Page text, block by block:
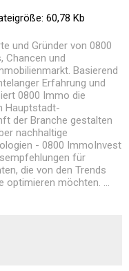
60,78 Kb
und Gründer von 0800
Chancen und
Basierend
Erfahrung und
0800 Immo die
Hauptstadt-
der Branche gestalten
nachhaltige
- 0800 ImmoInvest
für
die von den Trends
optimieren möchten. ...